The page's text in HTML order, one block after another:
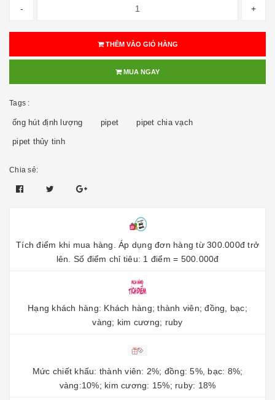
- +
THÊM VÀO GIỎ HÀNG
MUA NGAY
Tags :
ống hút định lượng pipet pipet chia vạch
pipet thủy tinh
Chia sẻ:
Tích điểm khi mua hàng. Áp dụng đơn hàng từ 300.000đ trở
lên. Số điểm chỉ tiêu: 1 điểm = 500.000đ
Hạng khách hàng: Khách hàng; thành viên; đồng, bạc;
vàng; kim cương; ruby
Mức chiết khấu: thành viên: 2%; đồng: 5%, bạc: 8%;
vàng:10%; kim cương: 15%; ruby: 18%